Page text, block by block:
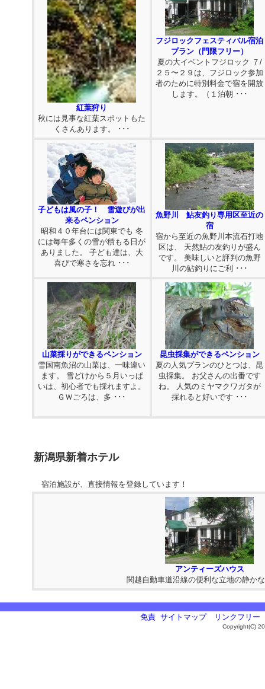
紅葉狩り
秋には見事な紅葉スポットもた
くさんあります。 ･･･
フジロックフェスティバル宿泊
プラン（門限フリー）
夏の大イベントフジロック ７/
２５〜２９は、フジロック参加
者のために特別料金で宿を開放
します。（１泊朝 ･･･
子どもは風の子！ 雪遊びが出
来るペンション
昭和４０年台には関東でも 冬
には毎年多くの雪が積もる日が
ありました。 子ども達は、大
喜びで寒さを忘れ ･･･
魚野川 鮎友釣り専用区至近の
宿
宿から至近の魚野川本流石打地
区は、 天然鮎の友釣りが盛ん
です。 美味しいと評判の魚野
川の鮎釣りにご利 ･･･
山菜採りができるペンション
雪国南魚沼の山菜は、一味違い
ます。 雪どけから５月いっぱ
いは、初心者でも採れますよ。
ＧＷごろは、多 ･･･
昆虫採集ができるペンション
夏の人気プランのひとつは、昆
虫採集。 お父さんの出番です
ね。 人気のミヤマクワガタが
採れると好いです ･･･
新潟県新着ホテル
宿泊施設が、直接情報を登録しています！
アンティーズハウス
関越自動車道沿線の便利な立地の静か
免責 サイトマップ リンクフリー
Copyright(C)